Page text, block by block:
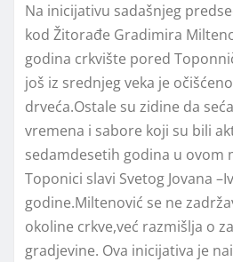
Na inicijativu sadašnjeg
kod Žitorađe Gradimira
godina crkvište pored
još iz srednjeg veka je
drveća.Ostale su zidine da
vremena i sabore koji su bili
sedamdesetih godina u ovom
Toponici slavi Svetog Jovana
godine.Miltenović se ne
okoline crkve,već razmišlja o
gradjevine. Ova inicijativa je